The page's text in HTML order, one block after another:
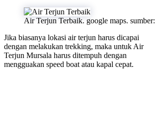
Air Terjun Terbaik. google maps. sumber:
Jika biasanya lokasi air terjun harus dicapai
dengan melakukan trekking, maka untuk Air
Terjun Mursala harus ditempuh dengan
mengguakan speed boat atau kapal cepat.